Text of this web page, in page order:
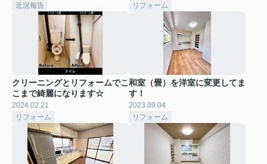
近況報告
リフォーム
クリーニングとリフォームでこ
こまで綺麗になります☆
2024.02.21
リフォーム
和室（畳）を洋室に変更してま
す！
2023.09.04
リフォーム